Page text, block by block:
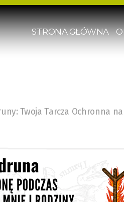
STRONA GŁÓWNA
Twoja Tarcza Ochronna